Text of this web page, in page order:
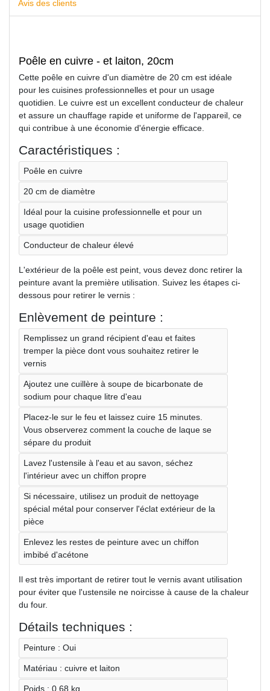
Avis des clients
Poêle en cuivre - et laiton, 20cm
Cette poêle en cuivre d'un diamètre de 20 cm est idéale
pour les cuisines professionnelles et pour un usage
quotidien. Le cuivre est un excellent conducteur de chaleur
et assure un chauffage rapide et uniforme de l'appareil, ce
qui contribue à une économie d'énergie efficace.
Caractéristiques :
Poêle en cuivre
20 cm de diamètre
Idéal pour la cuisine professionnelle et pour un
usage quotidien
Conducteur de chaleur élevé
L'extérieur de la poêle est peint, vous devez donc retirer la
peinture avant la première utilisation. Suivez les étapes ci-
dessous pour retirer le vernis :
Enlèvement de peinture :
Remplissez un grand récipient d'eau et faites
tremper la pièce dont vous souhaitez retirer le
vernis
Ajoutez une cuillère à soupe de bicarbonate de
sodium pour chaque litre d'eau
Placez-le sur le feu et laissez cuire 15 minutes.
Vous observerez comment la couche de laque se
sépare du produit
Lavez l'ustensile à l'eau et au savon, séchez
l'intérieur avec un chiffon propre
Si nécessaire, utilisez un produit de nettoyage
spécial métal pour conserver l'éclat extérieur de la
pièce
Enlevez les restes de peinture avec un chiffon
imbibé d'acétone
Il est très important de retirer tout le vernis avant utilisation
pour éviter que l'ustensile ne noircisse à cause de la chaleur
du four.
Détails techniques :
Peinture : Oui
Matériau : cuivre et laiton
Poids : 0,68 kg